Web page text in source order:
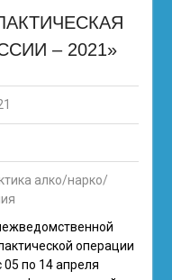
– 2021»
алко/нарко/
операции
по 14 апреля